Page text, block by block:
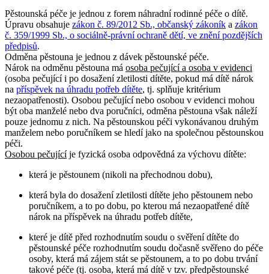
Pěstounská péče je jednou z forem náhradní rodinné péče o dítě.
Úpravu obsahuje zákon č. 89/2012 Sb., občanský zákoník a zákon
č. 359/1999 Sb., o sociálně-právní ochraně dětí, ve znění pozdějších
předpisů.
Odměna pěstouna je jednou z dávek pěstounské péče.
Nárok na odměnu pěstouna má osoba pečující a osoba v evidenci
(osoba pečující i po dosažení zletilosti dítěte, pokud má dítě nárok
na příspěvek na úhradu potřeb dítěte, tj. splňuje kritérium
nezaopatřenosti). Osobou pečující nebo osobou v evidenci mohou
být oba manželé nebo dva poručníci, odměna pěstouna však náleží
pouze jednomu z nich. Na pěstounskou péči vykonávanou druhým
manželem nebo poručníkem se hledí jako na společnou pěstounskou
péči.
Osobou pečujícíje fyzická osoba odpovědná za výchovu dítěte:
která je pěstounem (nikoli na přechodnou dobu),
která byla do dosažení zletilosti dítěte jeho pěstounem nebo
poručníkem, a to po dobu, po kterou má nezaopatřené dítě
nárok na příspěvek na úhradu potřeb dítěte,
které je dítě před rozhodnutím soudu o svěření dítěte do
pěstounské péče rozhodnutím soudu dočasně svěřeno do péče
osoby, která má zájem stát se pěstounem, a to po dobu trvání
takové péče (tj. osoba, která má dítě v tzv. předpěstounské